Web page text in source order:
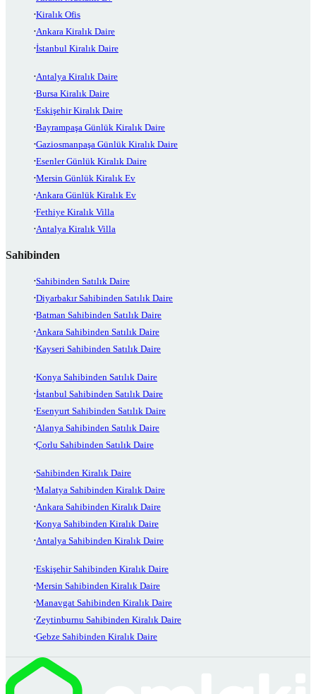
Kiralık Ofis
Ankara Kiralık Daire
İstanbul Kiralık Daire
Antalya Kiralık Daire
Bursa Kiralık Daire
Eskişehir Kiralık Daire
Bayrampaşa Günlük Kiralık Daire
Gaziosmanpaşa Günlük Kiralık Daire
Esenler Günlük Kiralık Daire
Mersin Günlük Kiralık Ev
Ankara Günlük Kiralık Ev
Fethiye Kiralık Villa
Antalya Kiralık Villa
Sahibinden
Sahibinden Satılık Daire
Diyarbakır Sahibinden Satılık Daire
Batman Sahibinden Satılık Daire
Ankara Sahibinden Satılık Daire
Kayseri Sahibinden Satılık Daire
Konya Sahibinden Satılık Daire
İstanbul Sahibinden Satılık Daire
Esenyurt Sahibinden Satılık Daire
Alanya Sahibinden Satılık Daire
Çorlu Sahibinden Satılık Daire
Sahibinden Kiralık Daire
Malatya Sahibinden Kiralık Daire
Ankara Sahibinden Kiralık Daire
Konya Sahibinden Kiralık Daire
Antalya Sahibinden Kiralık Daire
Eskişehir Sahibinden Kiralık Daire
Mersin Sahibinden Kiralık Daire
Manavgat Sahibinden Kiralık Daire
Zeytinburnu Sahibinden Kiralık Daire
Gebze Sahibinden Kiralık Daire